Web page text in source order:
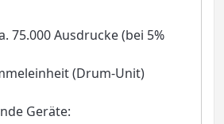
75.000 Ausdrucke (bei 5%
(Drum-Unit)
Geräte: